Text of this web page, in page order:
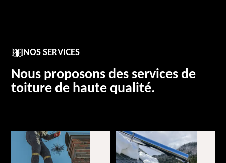
NOS SERVICES
Nous proposons des services de
toiture de haute qualité.